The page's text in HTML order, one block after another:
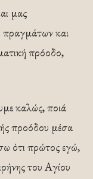
μας
πραγμάτων και
πρόοδο,
καλώς, ποιά
προόδου μέσα
ότι πρώτος εγώ,
του Αγίου